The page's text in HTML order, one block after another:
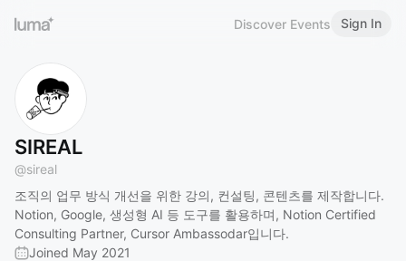
Discover Events Sign In
SIREAL
@sireal
조직의 업무 방식 개선을 위한 강의, 컨설팅, 콘텐츠를 제작합니다.
Notion, Google, 생성형 AI 등 도구를 활용하며, Notion Certified
Consulting Partner, Cursor Ambassodar입니다.
Joined May 2021